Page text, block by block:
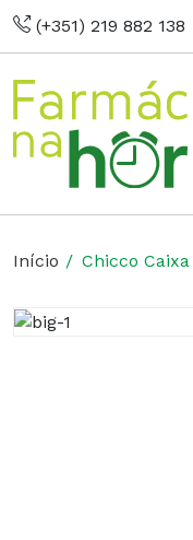
(+351) 219 882 138
Início Chicco